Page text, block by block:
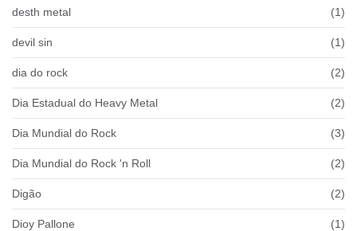
desth metal (1)
devil sin (1)
dia do rock (2)
Dia Estadual do Heavy Metal (2)
Dia Mundial do Rock (3)
Dia Mundial do Rock 'n Roll (2)
Digão (2)
Dioy Pallone (1)